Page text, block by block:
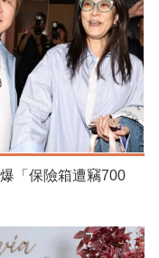
「保險箱遭竊700